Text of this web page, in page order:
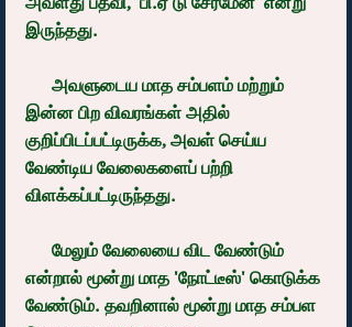
இருந்தது.
இன்ன பிற விவரங்கள் அதில்
குறிப்பிடப்பட்டிருக்க, அவள் செய்ய
வேண்டிய வேலைகளைப் பற்றி
விளக்கப்பட்டிருந்தது.
என்றால் மூன்று மாத 'நோட்டீஸ்' கொடுக்க
வேண்டும். தவறினால் மூன்று மாத சம்பள